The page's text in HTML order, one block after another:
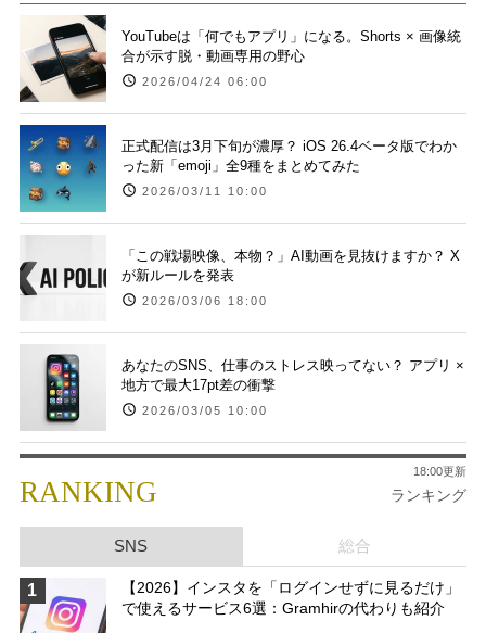
YouTubeは「何でもアプリ」になる。Shorts × 画像統
合が示す脱・動画専用の野心
2026/04/24 06:00
正式配信は3月下旬が濃厚？ iOS 26.4ベータ版でわか
った新「emoji」全9種をまとめてみた
2026/03/11 10:00
「この戦場映像、本物？」AI動画を見抜けますか？ X
が新ルールを発表
2026/03/06 18:00
あなたのSNS、仕事のストレス映ってない？ アプリ ×
地方で最大17pt差の衝撃
2026/03/05 10:00
RANKING ランキング
18:00更新
SNS 総合
1
【2026】インスタを「ログインせずに見るだけ」
で使えるサービス6選：Gramhirの代わりも紹介